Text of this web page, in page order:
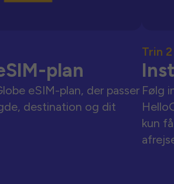
plan
eSIM-plan, der passer
destination og dit
Trin 2
Følg
kun